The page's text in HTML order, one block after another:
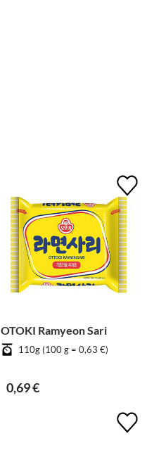
OTOKI Ramyeon Sari
110g (100 g = 0,63 €)
0,69 €